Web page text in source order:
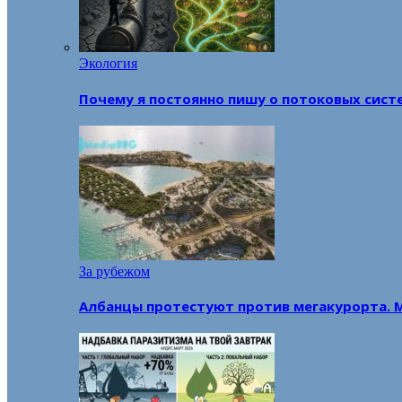
Экология
Почему я постоянно пишу о потоковых
За рубежом
Албанцы протестуют против мегакурорта.